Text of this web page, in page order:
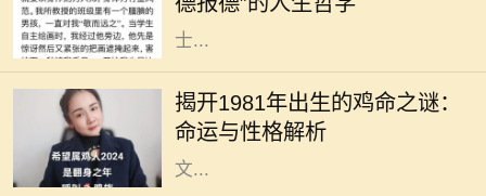
望历史，我们不难发现，许多成功人
士...
揭开1981年出生的鸡命之谜：
命运与性格解析
每个生肖都有其独特的命运和性格特
征，而1981年恰逢辛酉年，属鸡的人
在这一年出生，他们的命运与性格究
竟如何呢？作为一种象征，鸡在中国
文...
在中华传统命理中，每个人的命理特